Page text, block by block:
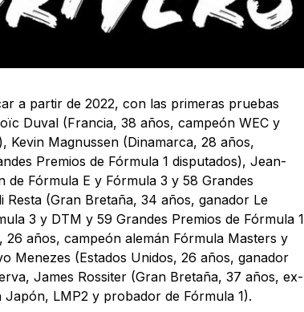
a partir de 2022, con las primeras pruebas
Duval (Francia, 38 años, campeón WEC y
Kevin Magnussen (Dinamarca, 28 años,
Premios de Fórmula 1 disputados), Jean-
de Fórmula E y Fórmula 3 y 58 Grandes
Resta (Gran Bretaña, 34 años, ganador Le
3 y DTM y 59 Grandes Premios de Fórmula 1
años, campeón alemán Fórmula Masters y
Menezes (Estados Unidos, 26 años, ganador
James Rossiter (Gran Bretaña, 37 años, ex-
LMP2 y probador de Fórmula 1).